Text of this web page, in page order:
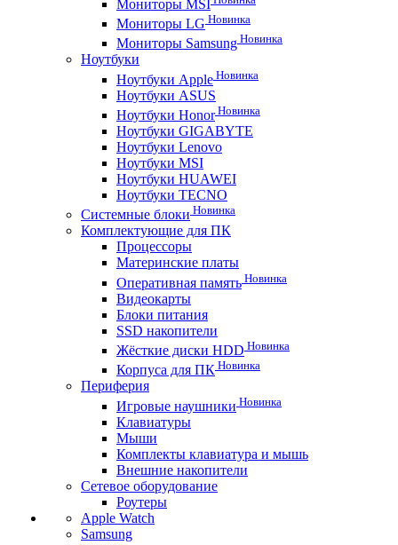
Мониторы MSI
Мониторы LG Новинка
Мониторы Samsung Новинка
Ноутбуки
Ноутбуки Apple Новинка
Ноутбуки ASUS
Ноутбуки HonorНовинка
Ноутбуки GIGABYTE
Ноутбуки Lenovo
Ноутбуки MSI
Ноутбуки HUAWEI
Ноутбуки TECNO
Системные блоки Новинка
Комплектующие для ПК
Процессоры
Материнские платы
Оперативная память Новинка
Видеокарты
Блоки питания
SSD накопители
Жёсткие диски HDD Новинка
Корпуса для ПК Новинка
Периферия
Игровые наушники Новинка
Клавиатуры
Мыши
Комплекты клавиатура и мышь
Внешние накопители
Сетевое оборудование
Роутеры
Apple Watch
Samsung